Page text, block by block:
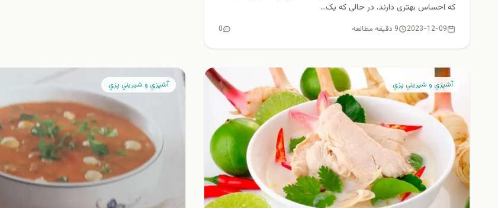
که احساس بهتری دارند. در حالی که یک...
2023-12-09 9 دقیقه مطالعه 0
آشپزي و شيريني پزي آشپزي و شيريني پزي